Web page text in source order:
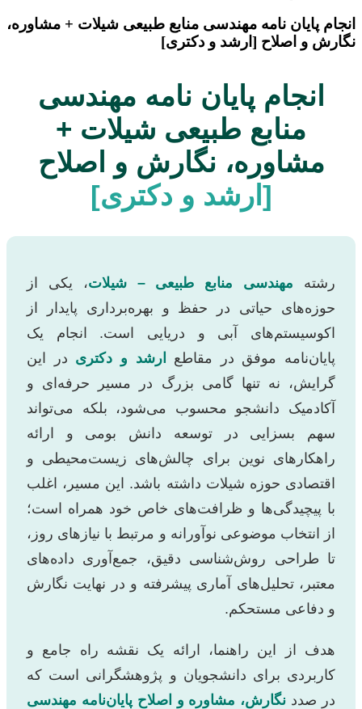
انجام پایان نامه مهندسی منابع طبیعی شیلات + مشاوره،
نگارش و اصلاح [ارشد و دکتری]
انجام پایان نامه مهندسی
منابع طبیعی شیلات +
مشاوره، نگارش و اصلاح
[ارشد و دکتری]
رشته مهندسی منابع طبیعی – شیلات، یکی از
حوزه‌های حیاتی در حفظ و بهره‌برداری پایدار از
اکوسیستم‌های آبی و دریایی است. انجام یک
پایان‌نامه موفق در مقاطع
ارشد و دکتری در این
گرایش، نه تنها گامی بزرگ در مسیر حرفه‌ای و
آکادمیک دانشجو محسوب می‌شود، بلکه می‌تواند
سهم بسزایی در توسعه دانش بومی و ارائه
راهکارهای نوین برای چالش‌های زیست‌محیطی و
اقتصادی حوزه شیلات داشته باشد. این مسیر، اغلب
با پیچیدگی‌ها و ظرافت‌های خاص خود همراه است؛
از انتخاب موضوعی نوآورانه و مرتبط با نیازهای روز،
تا طراحی روش‌شناسی دقیق، جمع‌آوری داده‌های
معتبر، تحلیل‌های آماری پیشرفته و در نهایت نگارش
و دفاعی مستحکم.
هدف از این راهنما، ارائه یک نقشه راه جامع و
کاربردی برای دانشجویان و پژوهشگرانی است که
در صدد نگارش، مشاوره و اصلاح پایان‌نامه مهندسی